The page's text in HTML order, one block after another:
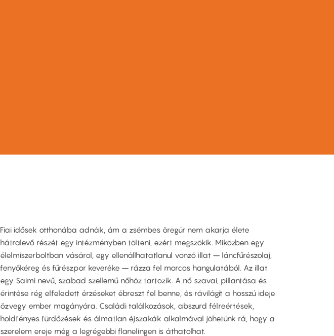
Fiai idősek otthonába adnák, ám a zsémbes öregúr nem akarja élete
hátralevő részét egy intézményben tölteni, ezért megszökik. Miközben egy
élelmiszerboltban vásárol, egy ellenállhatatlanul vonzó illat – láncfűrészolaj,
fenyőkéreg és fűrészpor keveréke – rázza fel morcos hangulatából. Az illat
egy Saimi nevű, szabad szellemű nőhöz tartozik. A nő szavai, pillantása és
érintése rég elfeledett érzéseket ébreszt fel benne, és rávilágít a hosszú ideje
özvegy ember magányára. Családi találkozások, abszurd félreértések,
holdfényes fürdőzések és álmatlan éjszakák alkalmával jöhetünk rá, hogy a
szerelem ereje még a legrégebbi flanelingen is áthatolhat.